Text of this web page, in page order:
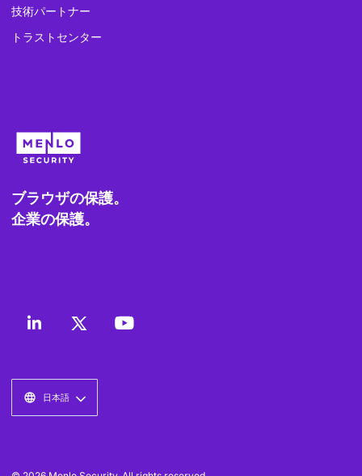
技術パートナー
トラストセンター
ブラウザの保護。
企業の保護。
日本語